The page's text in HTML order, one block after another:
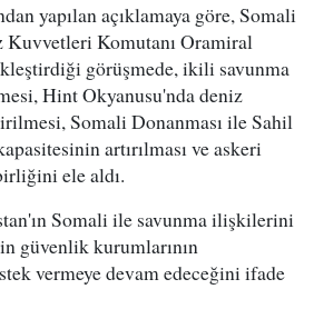
yapılan açıklamaya göre, Somali
Kuvvetleri Komutanı Oramiral
görüşmede, ikili savunma
Hint Okyanusu'nda deniz
Somali Donanması ile Sahil
artırılması ve askeri
ele aldı.
Somali ile savunma ilişkilerini
güvenlik kurumlarının
vermeye devam edeceğini ifade